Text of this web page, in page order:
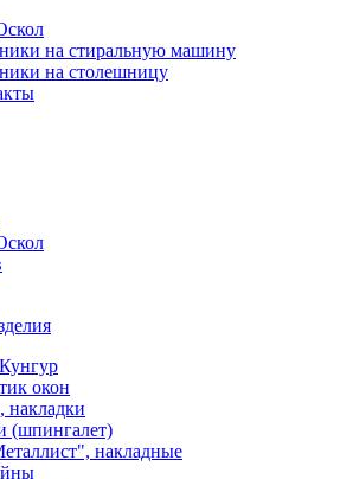
на стиральную машину
на столешницу
окон
накладки
(шпингалет)
накладные